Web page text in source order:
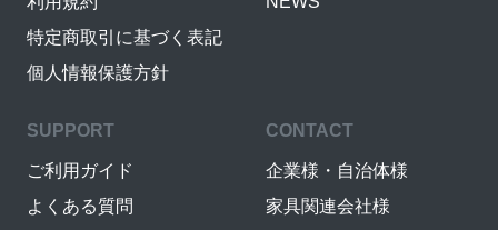
特定商取引に基づく表記
個人情報保護方針
SUPPORT
ご利用ガイド
よくある質問
CONTACT
企業様・自治体様
家具関連会社様